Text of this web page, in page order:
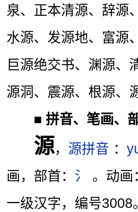
泉、正本清源、辞源
水源、发源地、富源
巨源绝交书、渊源、
源洞、震源、根源、
■拼音、笔画、
源， 源拼音 ：
画，部首： 氵 。动画
一级汉字，编号3008